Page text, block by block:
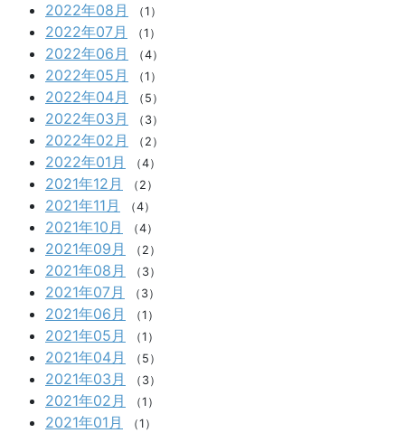
2022年08月 （1）
2022年07月 （1）
2022年06月 （4）
2022年05月 （1）
2022年04月 （5）
2022年03月 （3）
2022年02月 （2）
2022年01月 （4）
2021年12月 （2）
2021年11月 （4）
2021年10月 （4）
2021年09月 （2）
2021年08月 （3）
2021年07月 （3）
2021年06月 （1）
2021年05月 （1）
2021年04月 （5）
2021年03月 （3）
2021年02月 （1）
2021年01月 （1）